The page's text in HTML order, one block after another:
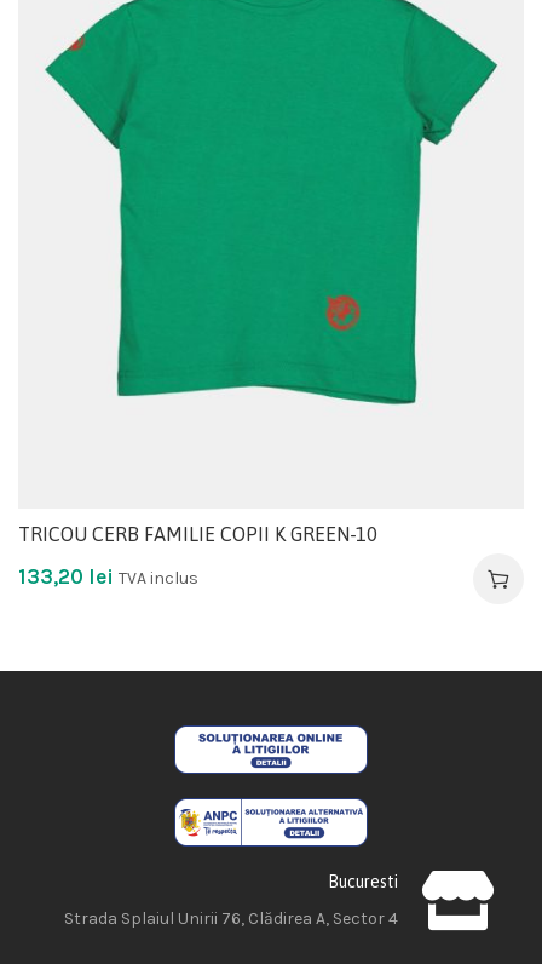
TRICOU CERB FAMILIE COPII K GREEN-10
133,20 lei TVA inclus
Bucuresti
Strada Splaiul Unirii 76, Clădirea A, Sector 4